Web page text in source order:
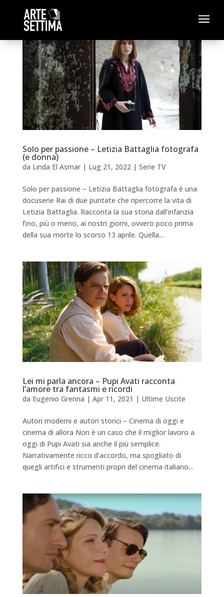
a
Solo per passione – Letizia Battaglia fotografa
(e donna)
da Linda El Asmar| Lug 21, 2022| Serie TV
Solo per passione – Letizia Battaglia fotografa è una
docuserie Rai di due puntate che ripercorre la vita di
Letizia Battaglia. Racconta la sua storia dall’infanzia
fino, più o meno, ai nostri giorni, ovvero poco prima
della sua morte lo scorso 13 aprile. Quella...
Lei mi parla ancora – Pupi Avati racconta
l’amore tra fantasmi e ricordi
da Eugenio Grenna | Apr 11, 2021 | Ultime Uscite
Autori moderni e autori storici – Cinema di oggi e
cinema di allora Non è un caso che il miglior lavoro a
oggi di Pupi Avati sia anche il più semplice.
Narrativamente ricco d’accordo, ma spogliato di
quegli artifici e strumenti propri del cinema italiano...